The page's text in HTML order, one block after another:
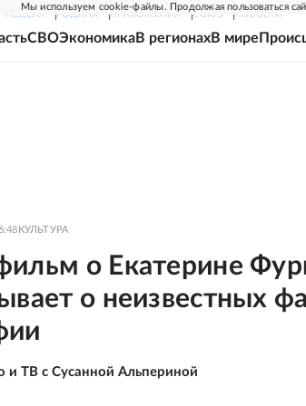
Мы используем cookie-файлы. Продолжая пользоваться
НЕДЕЛЯ РОДИНА ПРИЛОЖЕНИЯ СОЮЗ НОВОСТИ
СВОЭкономикаВ регионахВ мире
КУЛЬТУРА
о Екатерине
о неизвестных
и ТВ с Сусанной Альпериной